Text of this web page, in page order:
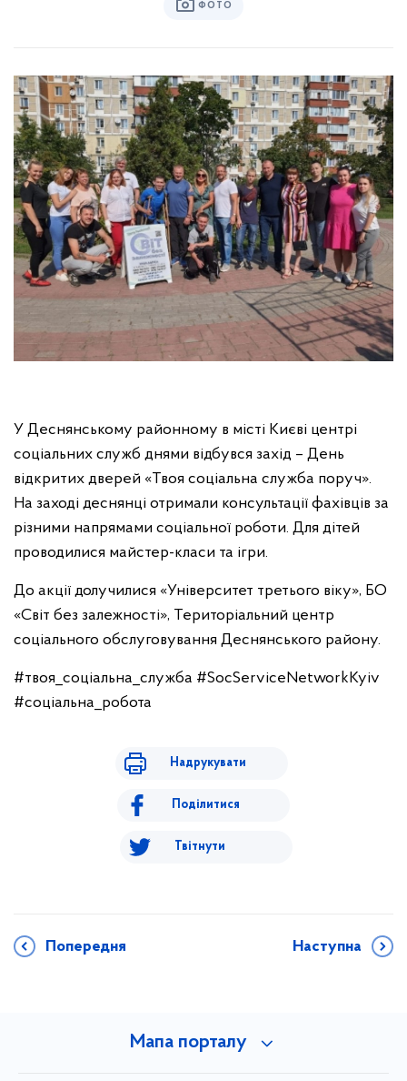
ФОТО
У Деснянському районному в місті Києві центрі
соціальних служб днями відбувся захід – День
відкритих дверей «Твоя соціальна служба поруч».
На заході деснянці отримали консультації фахівців за
різними напрямами соціальної роботи. Для дітей
проводилися майстер-класи та ігри.
До акції долучилися «Університет третього віку», БО
«Світ без залежності», Територіальний центр
соціального обслуговування Деснянського району.
#твоя_соціальна_служба #SocServiceNetworkKyiv
#соціальна_робота
Надрукувати
Поділитися
Твітнути
Попередня Наступна
Мапа порталу